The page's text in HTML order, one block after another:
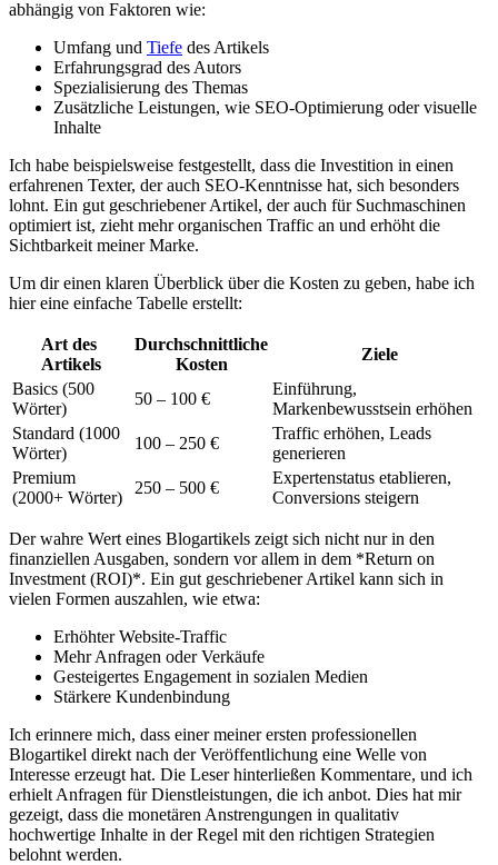
abhängig von Faktoren wie:
Umfang und Tiefe des Artikels
Erfahrungsgrad des Autors
Spezialisierung des Themas
Zusätzliche Leistungen, wie SEO-Optimierung oder visuelle
Inhalte
Ich habe beispielsweise festgestellt, dass die Investition ​in einen
erfahrenen⁤ Texter, der auch SEO-Kenntnisse⁤ hat, sich besonders
lohnt. Ein gut geschriebener Artikel, der ⁣auch für Suchmaschinen
optimiert ist, zieht mehr organischen ⁢Traffic an⁣ und erhöht die
Sichtbarkeit meiner Marke.
Um dir einen klaren Überblick über die Kosten zu geben, habe ich
hier eine einfache Tabelle‌ erstellt:
Art des ​
Artikels
Durchschnittliche
Kosten
Ziele
Basics (500
Wörter)
50 – 100 €
Einführung,
Markenbewusstsein erhöhen
Standard⁢ (1000
Wörter)
100⁢ – 250 €
Traffic erhöhen, Leads
generieren
Premium
(2000+ Wörter)
250 – ‌500 ‍€
Expertenstatus⁤ etablieren,
Conversions steigern
Der wahre Wert eines Blogartikels zeigt sich nicht​ nur in den ​
finanziellen Ausgaben, sondern‌ vor allem in dem ⁢*Return on
Investment (ROI)*. Ein ⁤gut geschriebener Artikel kann sich in
vielen Formen auszahlen, wie etwa:
Erhöhter Website-Traffic
Mehr Anfragen oder‍ Verkäufe
Gesteigertes Engagement ‍in sozialen Medien
Stärkere Kundenbindung
Ich erinnere mich, ‍dass einer meiner ersten professionellen
Blogartikel direkt nach der Veröffentlichung eine ​Welle von
Interesse erzeugt​ hat. Die Leser⁢ hinterließen ⁣Kommentare, und ich
erhielt Anfragen für Dienstleistungen, die ich anbot. Dies hat mir
gezeigt, dass die monetären Anstrengungen in qualitativ
hochwertige Inhalte in der Regel mit den richtigen Strategien
belohnt werden.